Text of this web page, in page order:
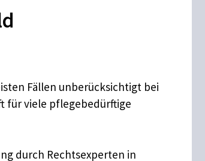
Fällen unberücksichtigt bei
für viele pflegebedürftige
durch Rechtsexperten in